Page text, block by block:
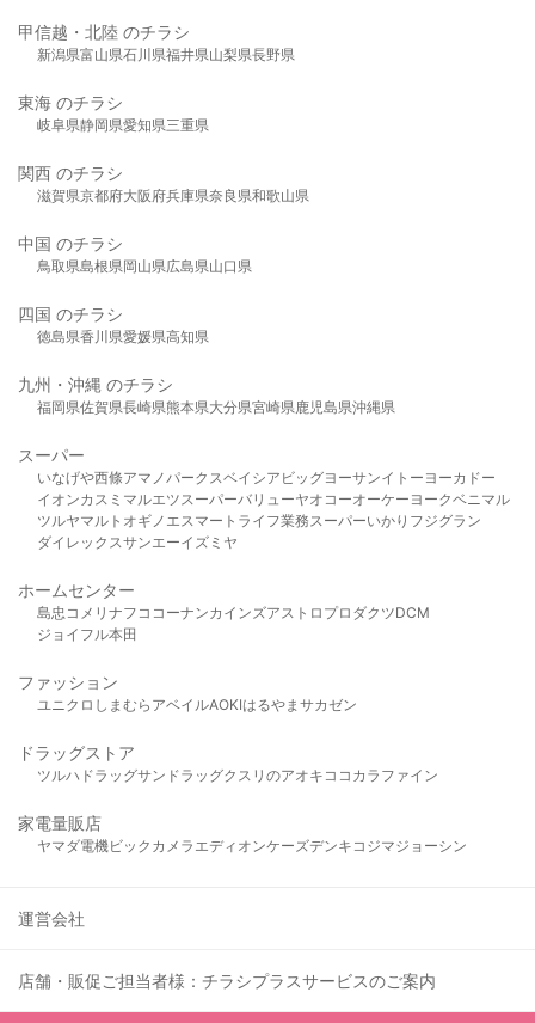
甲信越・北陸 のチラシ
新潟県富山県石川県福井県山梨県長野県
東海 のチラシ
岐阜県静岡県愛知県三重県
関西 のチラシ
滋賀県京都府大阪府兵庫県奈良県和歌山県
中国 のチラシ
鳥取県島根県岡山県広島県山口県
四国 のチラシ
徳島県香川県愛媛県高知県
九州・沖縄 のチラシ
福岡県佐賀県長崎県熊本県大分県宮崎県鹿児島県沖縄県
スーパー
いなげや西條アマノパークスベイシア ビッグヨーサンイトーヨーカドー
イオンカスミ マルエツスーパーバリューヤオコーオーケー ヨークベニマル
ツルヤマルト オギノ エスマート ライフ業務スーパーいかり フジグラン
ダイレックスサンエーイズミヤ
ホームセンター
島忠 コメリ ナフコ コーナンカインズアストロプロダクツDCM
ジョイフル本田
ファッション
ユニクロ しまむら アベイルAOKIはるやま サカゼン
ドラッグストア
ツルハドラッグサンドラッグクスリのアオキ ココカラファイン
家電量販店
ヤマダ電機ビックカメラ エディオンケーズデンキ コジマジョーシン
運営会社
店舗・販促ご担当者様：チラシプラスサービスのご案内